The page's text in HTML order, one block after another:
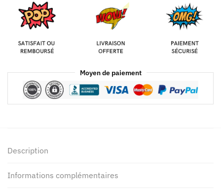
Moyen de paiement
Description
Informations complémentaires